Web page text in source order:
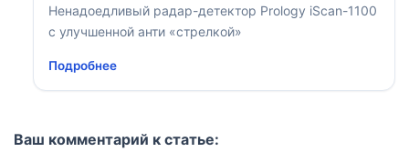
Ненадоедливый радар-детектор Prology iScan-1100
с улучшенной анти «стрелкой»
Подробнее
Ваш комментарий к статье: